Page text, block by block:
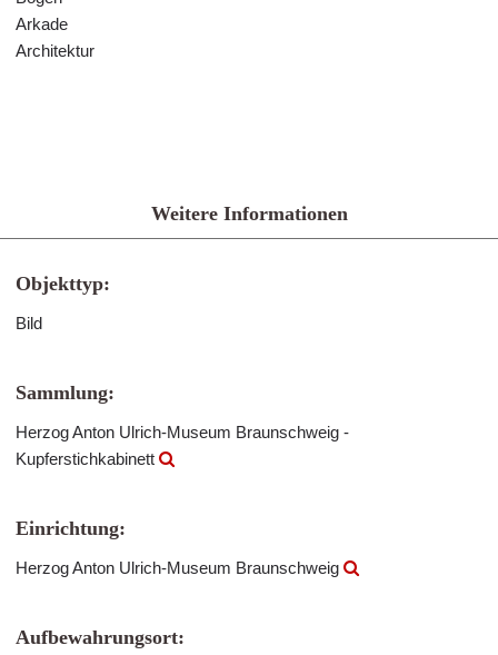
Arkade
Architektur
Weitere Informationen
Objekttyp:
Bild
Sammlung:
Herzog Anton Ulrich-Museum Braunschweig -
Kupferstichkabinett
Einrichtung:
Herzog Anton Ulrich-Museum Braunschweig
Aufbewahrungsort: